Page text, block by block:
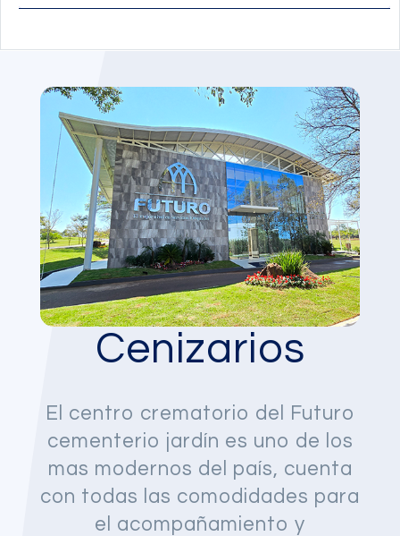
Cenizarios
El centro crematorio del Futuro
cementerio jardín es uno de los
mas modernos del país, cuenta
con todas las comodidades para
el acompañamiento y